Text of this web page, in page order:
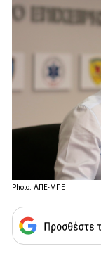
Photo: ΑΠΕ-ΜΠΕ